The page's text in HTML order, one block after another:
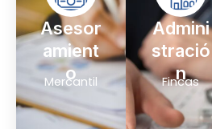
Asesor
amient
o
Mercantil
Admini
stració
n
Fincas